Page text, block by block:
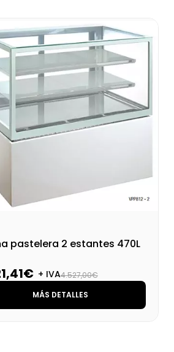
pastelera 2 estantes 470L
+ IVA4.527,00€
MÁS DETALLES